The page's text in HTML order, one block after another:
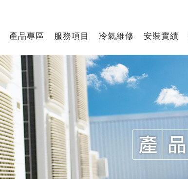
產品專區 服務項目 冷氣維修 安裝實績